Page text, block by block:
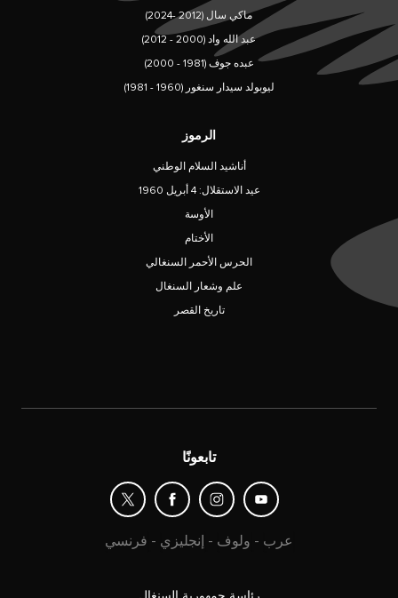
ماكي سال (2012 -2024)
عبد الله واد (2000 - 2012)
عبده جوف (1981 - 2000)
ليوبولد سيدار سنغور (1960 - 1981)
الرموز
أناشيد السلام الوطني
عيد الاستقلال: 4 أبريل 1960
الأوسة
الأختام
الحرس الأحمر السنغالي
علم وشعار السنغال
تاريخ القصر
تابعونًا
فرنسي - إنجليزي - ولوف - عرب